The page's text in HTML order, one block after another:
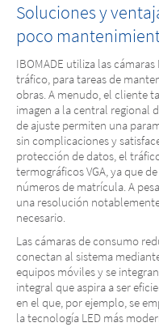
Soluciones y
poco
IBOMADE utiliza las
tráfico, para tareas de
obras. A menudo, el cliente
imagen a la central regional
de ajuste permiten una
sin complicaciones y
protección de datos, el
termográficos VGA, ya que
números de matrícula. A
una resolución
necesario.
Las cámaras de consumo
conectan al sistema
equipos móviles y se
integral que aspira a ser
en el que, por ejemplo, se
la tecnología LED más